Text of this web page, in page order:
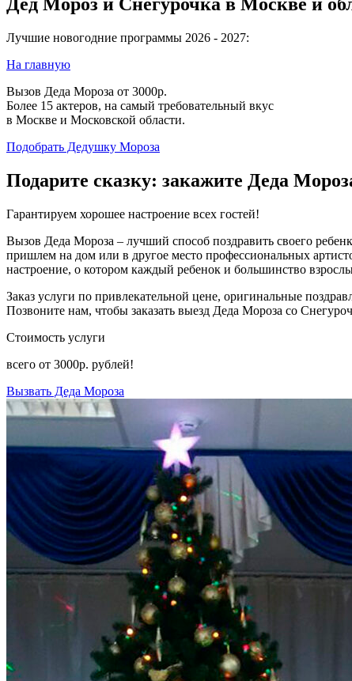
Лучшие новогодние программы 2026 - 2027:
На главную
Вызов Деда Мороза от 3000р.
Более 15 актеров, на самый требовательный вкус
в Москве и Московской области.
Подобрать Дедушку Мороза
Подарите сказку: закажите Деда
Гарантируем хорошее настроение всех гостей!
Вызов Деда Мороза – лучший способ поздравить своего
пришлем на дом или в другое место профессиональных
настроение, о котором каждый ребенок и большинство
Заказ услуги по привлекательной цене, оригинальные
Позвоните нам, чтобы заказать выезд Деда Мороза со
Стоимость услуги
всего от 3000р. рублей!
Вызвать Деда Мороза